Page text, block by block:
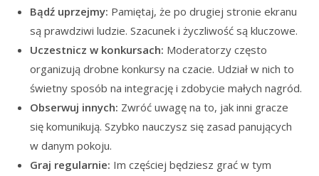
Bądź uprzejmy: Pamiętaj, że po drugiej stronie ekranu
są prawdziwi ludzie. Szacunek i życzliwość są kluczowe.
Uczestnicz w konkursach: Moderatorzy często
organizują drobne konkursy na czacie. Udział w nich to
świetny sposób na integrację i zdobycie małych nagród.
Obserwuj innych: Zwróć uwagę na to, jak inni gracze
się komunikują. Szybko nauczysz się zasad panujących
w danym pokoju.
Graj regularnie: Im częściej będziesz grać w tym